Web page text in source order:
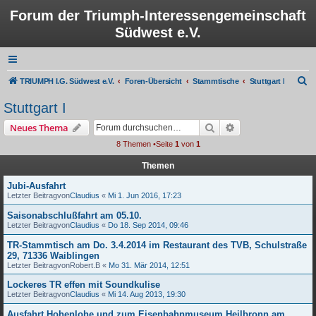
Forum der Triumph-Interessengemeinschaft
Südwest e.V.
TRIUMPH I.G. Südwest e.V. Foren-Übersicht Stammtische Stuttgart I
Stuttgart I
Neues Thema Suche
8 Themen •Seite 1 von 1
Themen
Jubi-Ausfahrt
Letzter BeitragvonClaudius « Mi 1. Jun 2016, 17:23
Saisonabschlußfahrt am 05.10.
Letzter BeitragvonClaudius « Do 18. Sep 2014, 09:46
TR-Stammtisch am Do. 3.4.2014 im Restaurant des TVB, Schulstraße
29, 71336 Waiblingen
Letzter BeitragvonRobert.B « Mo 31. Mär 2014, 12:51
Lockeres TR effen mit Soundkulise
Letzter BeitragvonClaudius « Mi 14. Aug 2013, 19:30